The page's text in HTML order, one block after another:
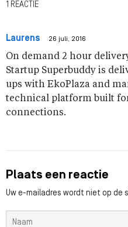
1 REACTIE
Laurens 26 juli, 2016
On demand 2 hour
Startup Superbuddy is
ups with EkoPlaza and
technical platform built
connections.
Plaats een reactie
Uw e-mailadres wordt niet op de